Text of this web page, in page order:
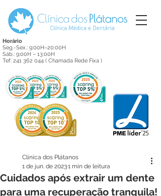
Horário
Seg.-Sex.: 9:00H–20:00H
Sáb.: 9:00H – 13:00H
Tef: 241 362 044 ( Chamada Rede Fixa )
Cuidados após extrair um dente
para uma recuperação tranquila!
Clínica dos Plátanos
1 de jun. de 20231 min de leitura